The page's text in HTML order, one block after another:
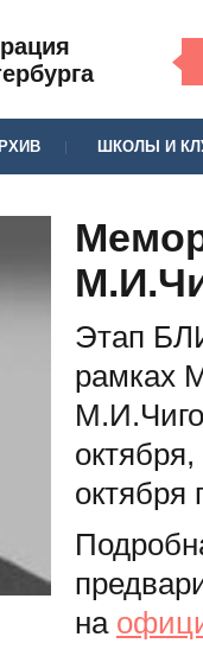
ШКОЛЫ И
Этап
рамках
октября
на